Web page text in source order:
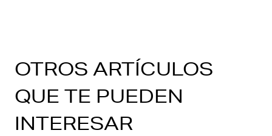
OTROS ARTÍCULOS
QUE TE PUEDEN
INTERESAR